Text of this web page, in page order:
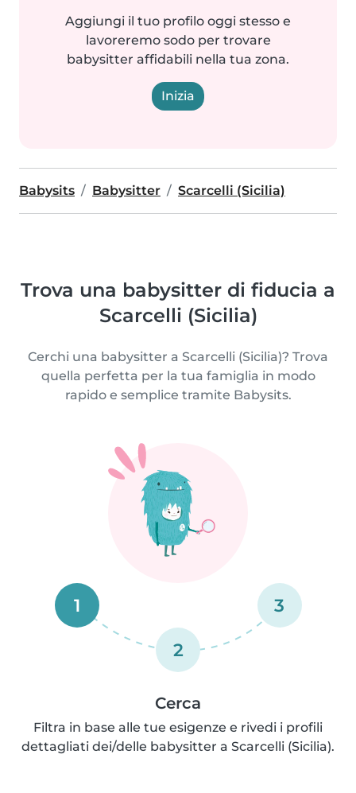
Aggiungi il tuo profilo oggi stesso e
lavoreremo sodo per trovare
babysitter affidabili nella tua zona.
Inizia
Babysits Babysitter Scarcelli (Sicilia)
Trova una babysitter di fiducia a
Scarcelli (Sicilia)
Cerchi una babysitter a Scarcelli (Sicilia)? Trova
quella perfetta per la tua famiglia in modo
rapido e semplice tramite Babysits.
1
2
3
Cerca
Filtra in base alle tue esigenze e rivedi i profili
dettagliati dei/delle babysitter a Scarcelli (Sicilia).